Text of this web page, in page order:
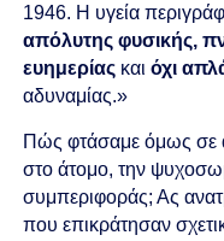
1946. Η υγεία
απόλυτης φυσικής,
ευημερίας καιόχι
αδυναμίας.»
Πώς φτάσαμε όμως σε
στο άτομο, την
συμπεριφοράς; Ας
που επικράτησαν